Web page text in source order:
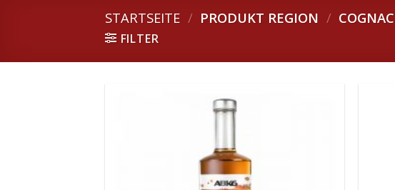
STARTSEITE / PRODUKT REGION / COGNAC
FILTER